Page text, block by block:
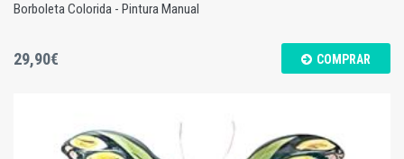
Borboleta Colorida - Pintura Manual
29,90€ COMPRAR